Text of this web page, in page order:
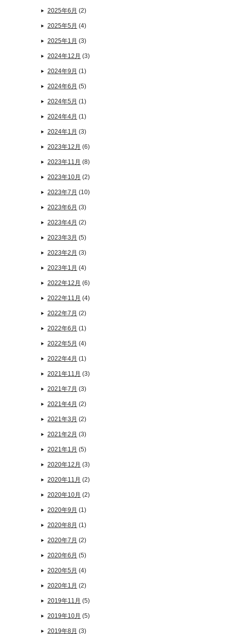
2025年6月 (2)
2025年5月 (4)
2025年1月 (3)
2024年12月 (3)
2024年9月 (1)
2024年6月 (5)
2024年5月 (1)
2024年4月 (1)
2024年1月 (3)
2023年12月 (6)
2023年11月 (8)
2023年10月 (2)
2023年7月 (10)
2023年6月 (3)
2023年4月 (2)
2023年3月 (5)
2023年2月 (3)
2023年1月 (4)
2022年12月 (6)
2022年11月 (4)
2022年7月 (2)
2022年6月 (1)
2022年5月 (4)
2022年4月 (1)
2021年11月 (3)
2021年7月 (3)
2021年4月 (2)
2021年3月 (2)
2021年2月 (3)
2021年1月 (5)
2020年12月 (3)
2020年11月 (2)
2020年10月 (2)
2020年9月 (1)
2020年8月 (1)
2020年7月 (2)
2020年6月 (5)
2020年5月 (4)
2020年1月 (2)
2019年11月 (5)
2019年10月 (5)
2019年8月 (3)